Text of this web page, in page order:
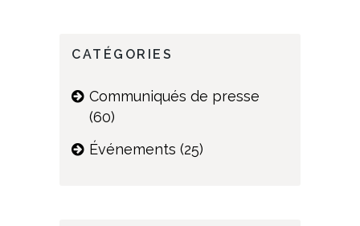
CATÉGORIES
Communiqués de presse
(60)
Événements (25)